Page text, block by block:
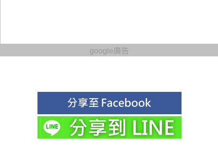
google廣告